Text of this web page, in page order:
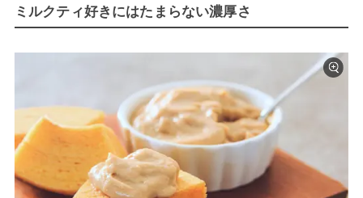
ミルクティ好きにはたまらない濃厚さ